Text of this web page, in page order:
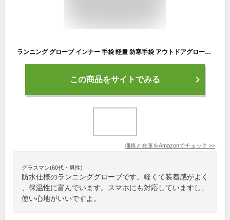
ランニング グローブ インナー 手袋 軽量 防寒手袋 アウトドアグローブ 自転車 防水手袋 スポーツ手袋 保温 防風 滑り止め 裏起毛 メンズ レディース サイクリンググローブ スマホ対応 冬用 ランニング バイク 登山 スキー 作業 (グレー/S)
この商品をサイトでみる
価格と在庫をAmazonでチェック >>
グラスマン(60代・男性)
防水仕様のランニンググローブです。軽くて装着感がよく
、保温性に富んでいます。スマホにも対応していますし、
使い心地がいいですよ。